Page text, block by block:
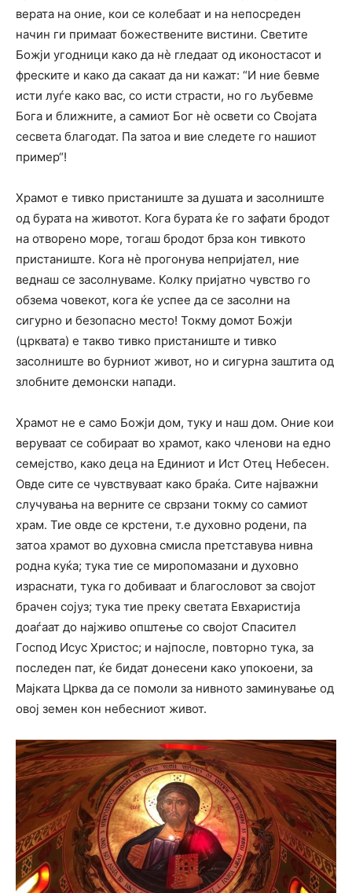
верата на оние, кои се колебаат и на непосреден
начин ги примаат божествените вистини. Светите
Божји угодници како да нѐ гледаат од иконостасот и
фреските и како да сакаат да ни кажат: “И ние бевме
исти луѓе како вас, со исти страсти, но го љубевме
Бога и ближните, а самиот Бог нѐ освети со Својата
сесвета благодат. Па затоа и вие следете го нашиот
пример“!
Храмот е тивко пристаниште за душата и засолниште
од бурата на животот. Кога бурата ќе го зафати бродот
на отворено море, тогаш бродот брза кон тивкото
пристаниште. Кога нѐ прогонува непријател, ние
веднаш се засолнуваме. Колку пријатно чувство го
обзема човекот, кога ќе успее да се засолни на
сигурно и безопасно место! Токму домот Божји
(црквата) е такво тивко пристаниште и тивко
засолниште во бурниот живот, но и сигурна заштита од
злобните демонски напади.
Храмот не е само Божји дом, туку и наш дом. Оние кои
веруваат се собираат во храмот, како членови на едно
семејство, како деца на Единиот и Ист Отец Небесен.
Овде сите се чувствуваат како браќа. Сите најважни
случувања на верните се сврзани токму со самиот
храм. Тие овде се крстени, т.е духовно родени, па
затоа храмот во духовна смисла претставува нивна
родна куќа; тука тие се миропомазани и духовно
израснати, тука го добиваат и благословот за својот
брачен сојуз; тука тие преку светата Евхаристија
доаѓаат до најживо општење со својот Спасител
Господ Исус Христос; и најпосле, повторно тука, за
последен пат, ќе бидат донесени како упокоени, за
Мајката Црква да се помоли за нивното заминување од
овој земен кон небесниот живот.